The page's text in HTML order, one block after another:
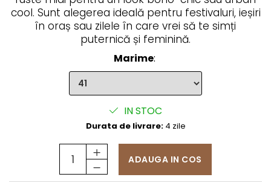
cool. Sunt alegerea ideală pentru festivaluri, ieșiri
în oraș sau zilele în care vrei să te simți
puternică și feminină.
Marime:
IN STOC
Durata de livrare:4 zile
ADAUGA IN COS